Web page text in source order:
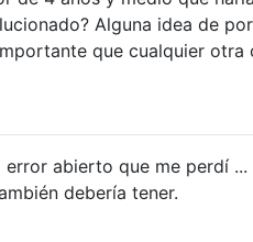
Alguna idea de
que cualquier
error abierto que me perdí
debería tener.